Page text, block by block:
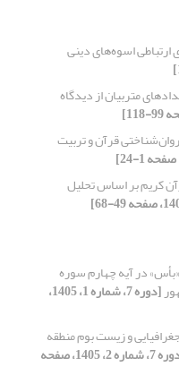
اسوه‌های دینی
متربیان از دیدگاه
قرآن و تربیت
کریم بر اساس تحلیل
در آیه چهارم سوره
[دوره 7، شماره 1، 1405،
و زیست بوم منطقه
[دوره 7، شماره 2، 1405، صفحه